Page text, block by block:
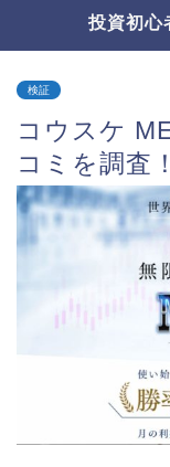
投資初心
検証
コウスケ
コミを調査